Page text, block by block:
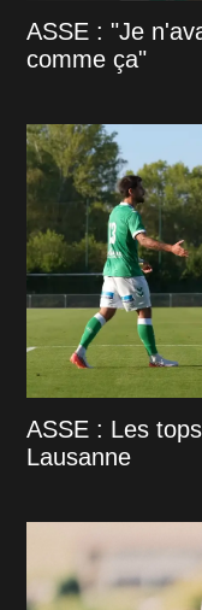
ASSE : "Je
comme ça"
ASSE : Les
Lausanne